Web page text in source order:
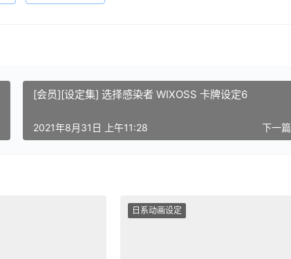
[会员][设定集] 选择感染者 WIXOSS 卡牌设定6
下一篇
2021年8月31日 上午11:28
日系动画设定